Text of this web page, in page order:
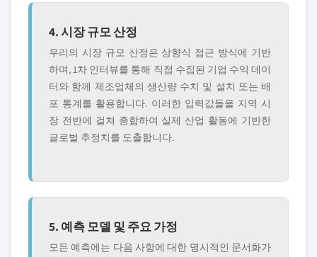
4. 시장 규모 산정
우리의 시장 규모 산정은 상향식 접근 방식에 기반
하며, 1차 인터뷰를 통해 직접 수집된 기업 수익 데이
터와 함께 제조업체의 생산량 수치 및 설치 또는 배
포 통계를 활용합니다. 이러한 입력값들을 지역 시
장 전반에 걸쳐 종합하여 실제 산업 활동에 기반한
글로벌 추정치를 도출합니다.
5. 예측 모델 및 주요 가정
모든 예측에는 다음 사항에 대한 명시적인 문서화가